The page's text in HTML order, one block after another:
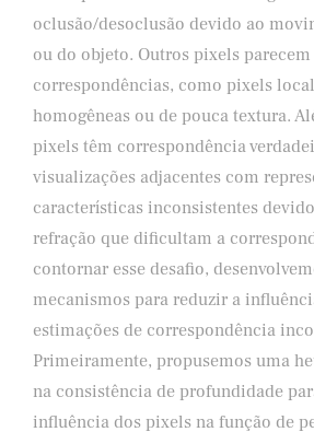
oclusão/desoclusão devido ao
ou do objeto. Outros pixels
correspondências, como pixels
homogêneas ou de pouca textura.
pixels têm correspondência
visualizações adjacentes com
características inconsistentes
refração que dificultam a
contornar esse desafio,
mecanismos para reduzir a
estimações de correspondência
Primeiramente, propusemos uma
na consistência de profundidade
influência dos pixels na função de